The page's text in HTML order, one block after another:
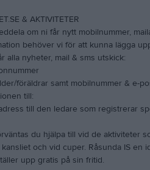
& AKTIVITETER
om ni får nytt mobilnummer,
behöver vi för att kunna lägga
alla nyheter, mail & sms utskick:
föräldrar samt mobilnummer & e-
till:
till den ledare som registrerar
du hjälpa till vid de aktiviteter
och vid cuper. Råsunda IS en
upp gratis på sin fritid.